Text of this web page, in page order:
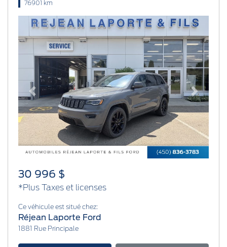
76901 km
Previous Next
30 996 $
*Plus Taxes et licenses
Ce véhicule est situé chez:
Réjean Laporte Ford
1881 Rue Principale